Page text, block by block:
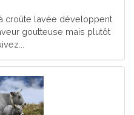
croûte lavée développent
goutteuse mais plutôt